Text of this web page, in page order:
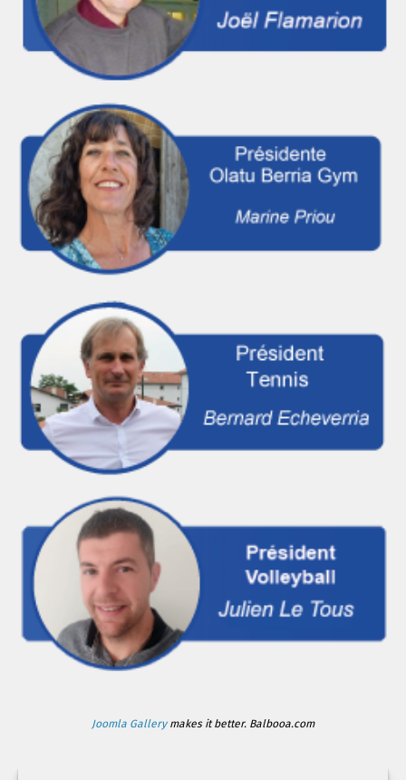
Joomla Gallerymakes it better. Balbooa.com